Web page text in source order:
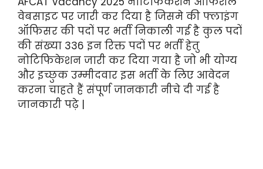
वेबसाइट पर जारी कर दिया है जिसमे की फ्लाइंग
ऑफिसर की पदों पर भर्ती निकाली गई है कुल पदों
की संख्या 336 इन रिक्त पदों पर भर्ती हेतु
नोटिफिकेशन जारी कर दिया गया है जो भी योग्य
और इच्छुक उम्मीदवार इस भर्ती के लिए आवेदन
करना चाहते हैं संपूर्ण जानकारी नीचे दी गई है
जानकारी पढ़े |